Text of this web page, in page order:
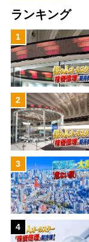
ランキング
1
2
3
4